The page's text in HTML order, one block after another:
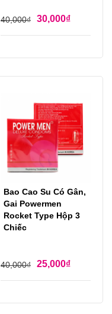
40,000₫ 30,000₫
Bao Cao Su Có Gân,
Gai Powermen
Rocket Type Hộp 3
Chiếc
40,000₫ 25,000₫